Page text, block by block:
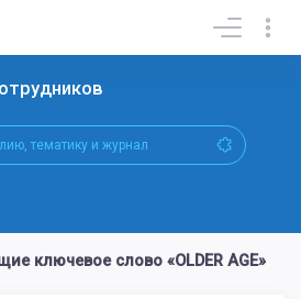
ключевое слово «OLDER AGE»